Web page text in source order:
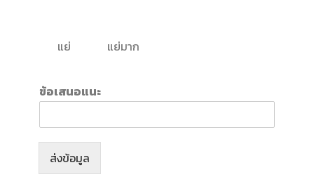
แย่ แย่มาก
ข้อเสนอแนะ
ส่งข้อมูล